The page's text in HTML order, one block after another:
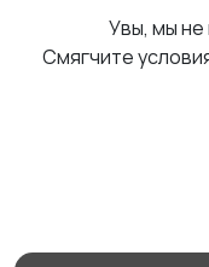
Увы, мы не
Смягчите